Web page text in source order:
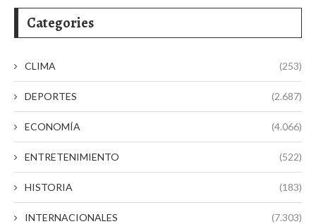
Categories
CLIMA (253)
DEPORTES (2.687)
ECONOMÍA (4.066)
ENTRETENIMIENTO (522)
HISTORIA (183)
INTERNACIONALES (7.303)